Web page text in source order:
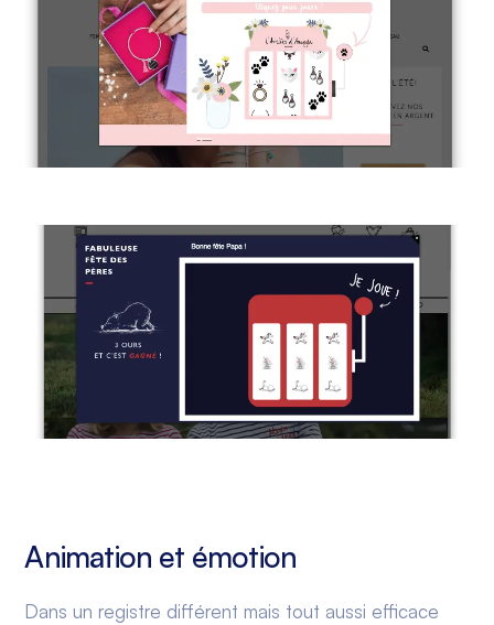
Animation et émotion
Dans un registre différent mais tout aussi efficace